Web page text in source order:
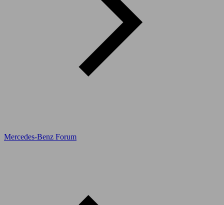
Mercedes-Benz Forum